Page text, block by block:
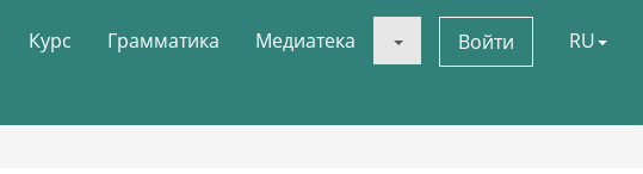
Курс Грамматика Медиатека Войти RU